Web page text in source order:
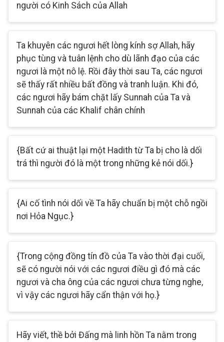
người có Kinh Sách của Allah
Ta khuyên các ngươi hết lòng kính sợ Allah, hãy
phục tùng và tuân lệnh cho dù lãnh đạo của các
ngươi là một nô lệ. Rồi đây thời sau Ta, các ngươi
sẽ thấy rất nhiều bất đồng và tranh luận. Khi đó,
các ngươi hãy bám chặt lấy Sunnah của Ta và
Sunnah của các Khalif chân chính
{Bất cứ ai thuật lại một Hadith từ Ta bị cho là dối
trá thì người đó là một trong những kẻ nói dối.}
{Ai cố tình nói dối về Ta hãy chuẩn bị một chỗ ngồi
nơi Hỏa Ngục.}
{Trong cộng đồng tín đồ của Ta vào thời đại cuối,
sẽ có người nói với các ngươi điều gì đó mà các
ngươi và cha ông của các ngươi chưa từng nghe,
vì vậy các ngươi hãy cẩn thận với họ.}
Hãy viết, thề bởi Đấng mà linh hồn Ta nằm trong